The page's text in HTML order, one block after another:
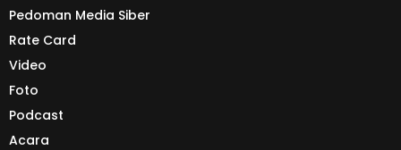
Pedoman Media Siber
Rate Card
Video
Foto
Podcast
Acara